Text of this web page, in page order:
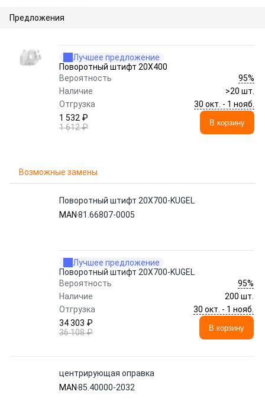
Предложения
Лучшее предложение
Поворотный штифт 20X400
Вероятность
95%
Наличие
>20 шт.
Отгрузка
30 окт. - 1 нояб.
1 532 ₽
1 612 ₽
В корзину
Возможные замены
Поворотный штифт 20X700-KUGEL
MAN 81.66807-0005
Лучшее предложение
Поворотный штифт 20X700-KUGEL
Вероятность
95%
Наличие
200 шт.
Отгрузка
30 окт. - 1 нояб.
34 303 ₽
36 108 ₽
В корзину
центрирующая оправка
MAN 85.40000-2032